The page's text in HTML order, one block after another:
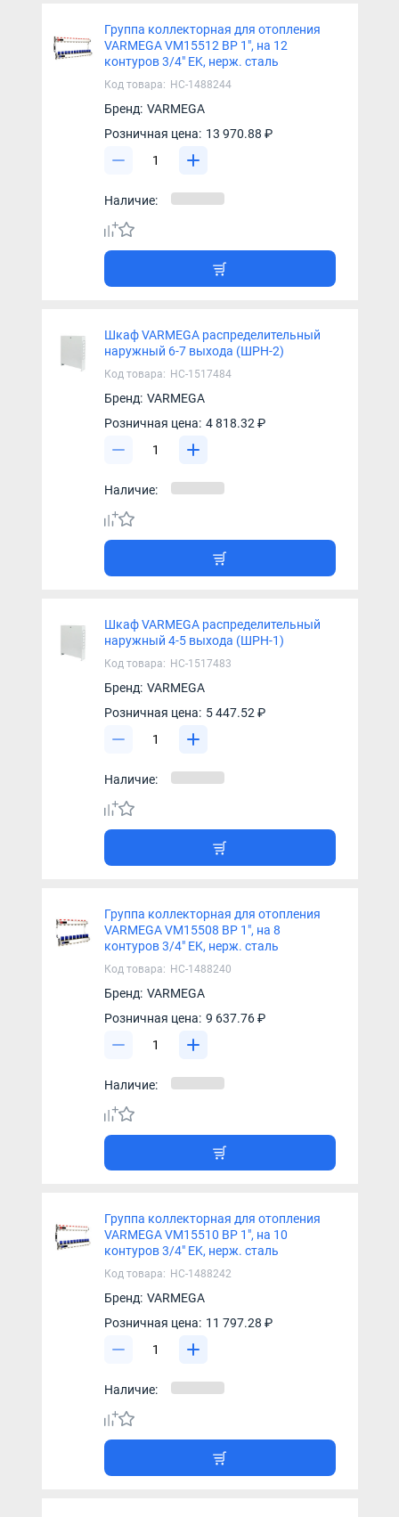
Группа коллекторная для отопления
VARMEGA VM15512 ВР 1", на 12
контуров 3/4" EK, нерж. сталь
Код товара: НС-1488244
Бренд: VARMEGA
Розничная цена: 13 970.88 ₽
Наличие:
Шкаф VARMEGA распределительный
наружный 6-7 выхода (ШРН-2)
Код товара: НС-1517484
Бренд: VARMEGA
Розничная цена: 4 818.32 ₽
Наличие:
Шкаф VARMEGA распределительный
наружный 4-5 выхода (ШРН-1)
Код товара: НС-1517483
Бренд: VARMEGA
Розничная цена: 5 447.52 ₽
Наличие:
Группа коллекторная для отопления
VARMEGA VM15508 ВР 1", на 8
контуров 3/4" EK, нерж. сталь
Код товара: НС-1488240
Бренд: VARMEGA
Розничная цена: 9 637.76 ₽
Наличие:
Группа коллекторная для отопления
VARMEGA VM15510 ВР 1", на 10
контуров 3/4" EK, нерж. сталь
Код товара: НС-1488242
Бренд: VARMEGA
Розничная цена: 11 797.28 ₽
Наличие: